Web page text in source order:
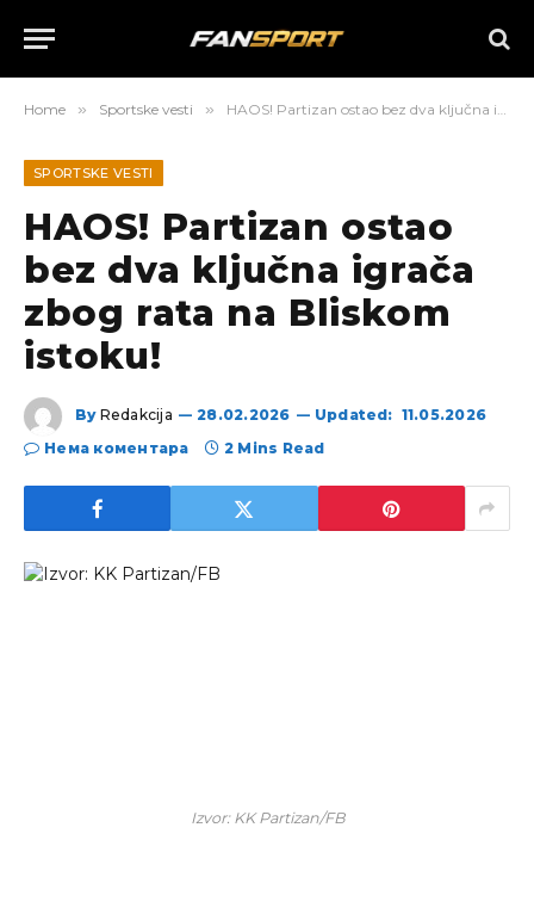
Home » Sportske vesti » HAOS! Partizan ostao bez dva ključna igrača zbog rata na Bliskom istoku!
SPORTSKE VESTI
HAOS! Partizan ostao
bez dva ključna igrača
zbog rata na Bliskom
istoku!
By Redakcija 28.02.2026 Updated: 11.05.2026
Нема коментара
2 Mins Read
Izvor: KK Partizan/FB